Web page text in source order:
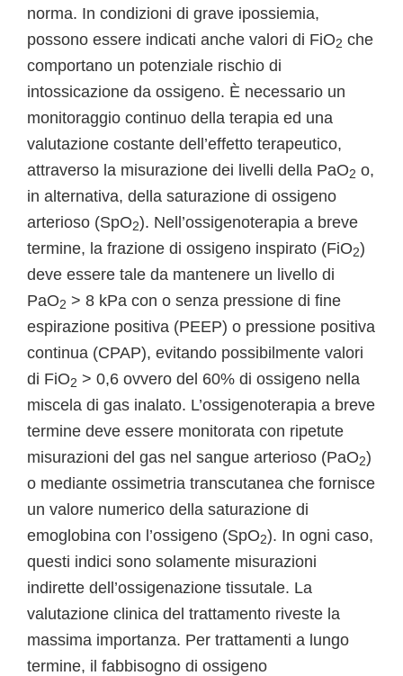
norma. In condizioni di grave ipossiemia,
possono essere indicati anche valori di FiO2 che
comportano un potenziale rischio di
intossicazione da ossigeno. È necessario un
monitoraggio continuo della terapia ed una
valutazione costante dell’effetto terapeutico,
attraverso la misurazione dei livelli della PaO2 o,
in alternativa, della saturazione di ossigeno
arterioso (SpO2). Nell’ossigenoterapia a breve
termine, la frazione di ossigeno inspirato (FiO2)
deve essere tale da mantenere un livello di
PaO2 > 8 kPa con o senza pressione di fine
espirazione positiva (PEEP) o pressione positiva
continua (CPAP), evitando possibilmente valori
di FiO2 > 0,6 ovvero del 60% di ossigeno nella
miscela di gas inalato. L’ossigenoterapia a breve
termine deve essere monitorata con ripetute
misurazioni del gas nel sangue arterioso (PaO2)
o mediante ossimetria transcutanea che fornisce
un valore numerico della saturazione di
emoglobina con l’ossigeno (SpO2). In ogni caso,
questi indici sono solamente misurazioni
indirette dell’ossigenazione tissutale. La
valutazione clinica del trattamento riveste la
massima importanza. Per trattamenti a lungo
termine, il fabbisogno di ossigeno